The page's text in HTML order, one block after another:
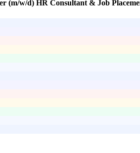
(m/w/d) HR Consultant & Job